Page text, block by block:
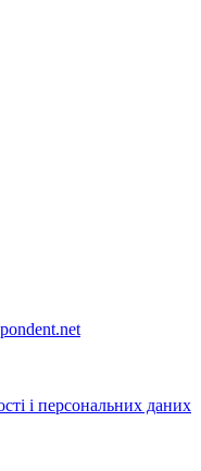
і персональних даних